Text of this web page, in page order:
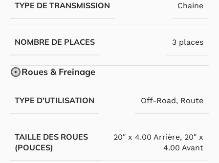
TYPE DE TRANSMISSION Chaine
NOMBRE DE PLACES 3 places
Roues & Freinage
TYPE D’UTILISATION Off-Road, Route
TAILLE DES ROUES
(POUCES)
20″ x 4.00 Arrière, 20″ x
4.00 Avant